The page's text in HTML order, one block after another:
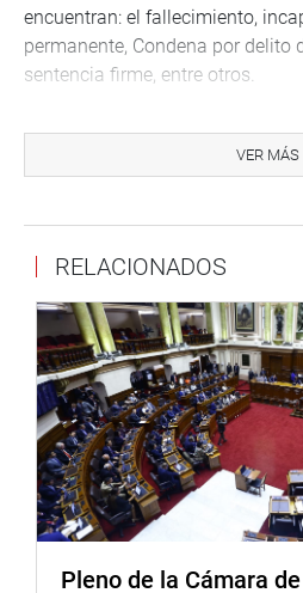
encuentran: el fallecimiento,
permanente, Condena por delito
sentencia firme, entre otros.
general de EsSalud deberá
experiencia general en el sector
“La experiencia específica debe
en entidades de salud o en
estén relacionadas con la
aseguradora”, acotó.
OFICINA DE COMUNICACIONES
INSTITUCIONAL
VER MÁS
RELACIONADOS
Pleno de la Cámara